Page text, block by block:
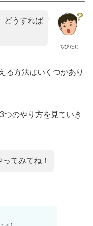
ちびたじ
どうすれば
る方法はいくつかあり
つのやり方を見ていき
てみてね！